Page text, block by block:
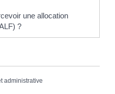
une allocation
?
administrative